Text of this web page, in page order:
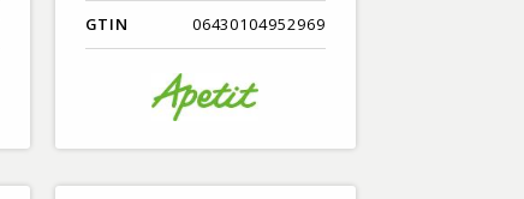
GTIN 06430104952969